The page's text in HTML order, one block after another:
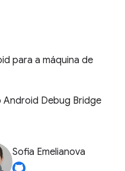
para a máquina de
Android Debug Bridge
Sofia Emelianova